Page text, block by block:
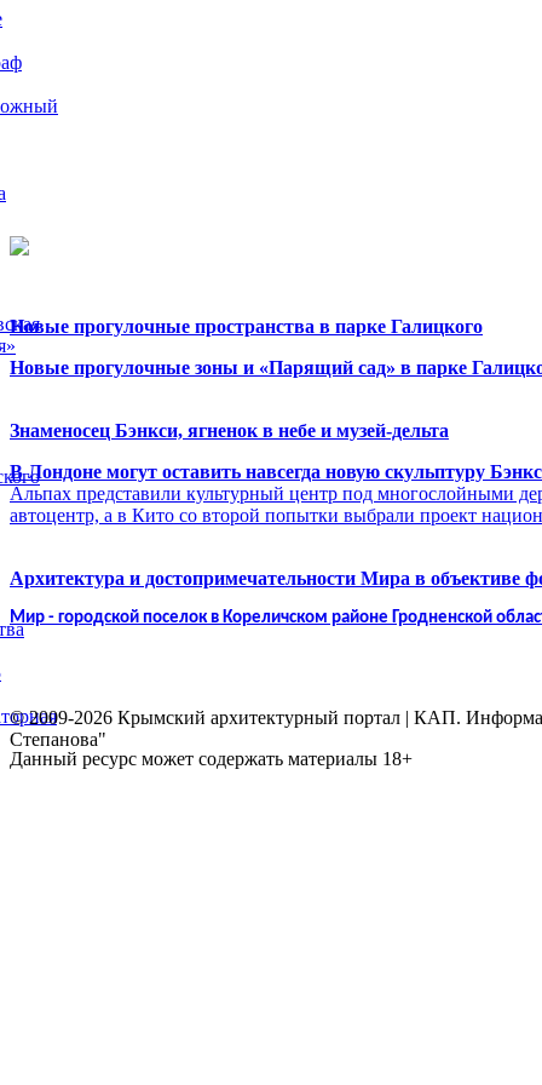
Новые прогулочные пространства в парке Галицкого
Новые прогулочные зоны и «Парящий сад» в парке
Знаменосец Бэнкси, ягненок в небе и музей-дельта
В Лондоне могут оставить навсегда новую скульптуру
Альпах представили культурный центр под многослойными
автоцентр, а в Кито со второй попытки выбрали проект
Архитектура и достопримечательности Мира в объективе
Мир - городской поселок в Кореличском районе Гродненской
© 2009-2026 Крымский архитектурный портал | КАП.
Степанова"
Данный ресурс может содержать материалы 18+